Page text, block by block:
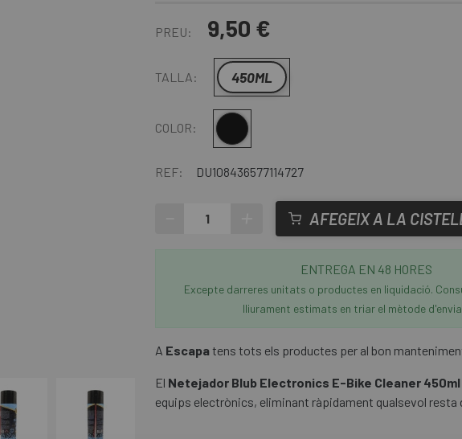
PREU: 9,50 €
TALLA: 450ML
COLOR: Multi
REF: DU108436577114727
AFEGEIX A LA
ENTREGA EN 48 HORES
Excepte darreres unitats o productes en liquidació.
lliurament estimats en triar el mètode
A Escapatens tots els productes per al bon
El Netejador Blub Electronics E-Bike Cleaner 450ml
equips electrònics, eliminant ràpidament qualsevol resta